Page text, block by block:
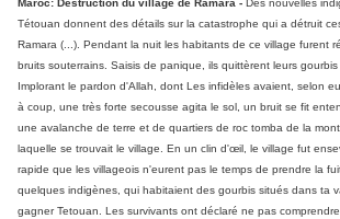
Maroc: Destruction du village de Ramara - Des nouvelles
Tétouan donnent des détails sur la catastrophe qui a détruit
Ramara (...). Pendant la nuit les habitants de ce village furent
bruits souterrains. Saisis de panique, ils quittèrent leurs gourbis
Implorant le pardon d'Allah, dont Les infidèles avaient, selon
à coup, une très forte secousse agita le sol, un bruit se fit
une avalanche de terre et de quartiers de roc tomba de la
laquelle se trouvait le village. En un clin d'œil, le village fut
rapide que les villageois n'eurent pas le temps de prendre la
quelques indigènes, qui habitaient des gourbis situés dans ta
gagner Tetouan. Les survivants ont déclaré ne pas